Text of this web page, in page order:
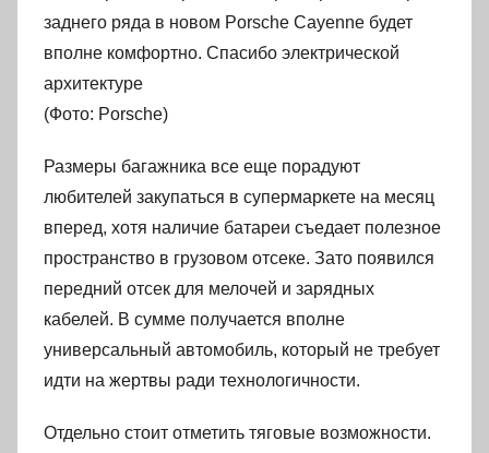
заднего ряда в новом Porsche Cayenne будет
вполне комфортно. Спасибо электрической
архитектуре
(Фото: Porsche)
Размеры багажника все еще порадуют
любителей закупаться в супермаркете на месяц
вперед, хотя наличие батареи съедает полезное
пространство в грузовом отсеке. Зато появился
передний отсек для мелочей и зарядных
кабелей. В сумме получается вполне
универсальный автомобиль, который не требует
идти на жертвы ради технологичности.
Отдельно стоит отметить тяговые возможности.